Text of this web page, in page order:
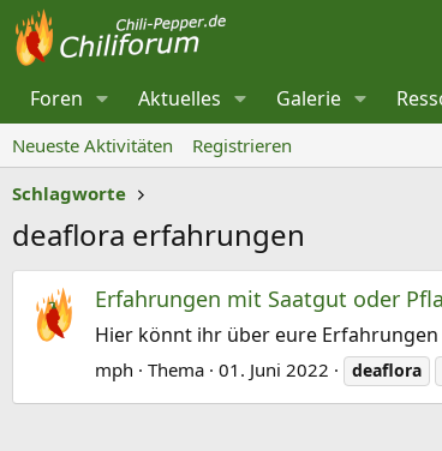
Foren Aktuelles Galerie
Neueste Aktivitäten
Registrieren
Schlagworte
deaflora erfahrungen
Erfahrungen mit Saatgut oder
Hier könnt ihr über eure
mph Thema 01. Juni 2022 deaflora